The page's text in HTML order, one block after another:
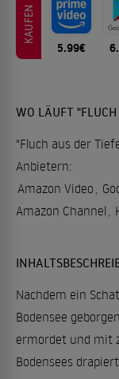
KAUFEN
5.99€
WO LÄUFT
"Fluch aus der
Anbietern:
Amazon Video
Amazon Channel
Nachdem ein
Bodensee
ermordet und mit
Bodensees drapiert.